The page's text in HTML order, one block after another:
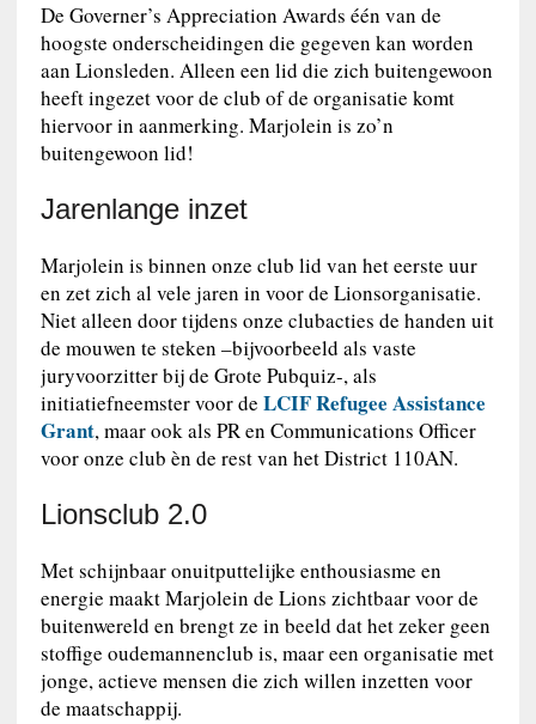
De Governer’s Appreciation Awards één van de
hoogste onderscheidingen die gegeven kan worden
aan Lionsleden. Alleen een lid die zich buitengewoon
heeft ingezet voor de club of de organisatie komt
hiervoor in aanmerking. Marjolein is zo’n
buitengewoon lid!
Jarenlange inzet
Marjolein is binnen onze club lid van het eerste uur
en zet zich al vele jaren in voor de Lionsorganisatie.
Niet alleen door tijdens onze clubacties de handen uit
de mouwen te steken –bijvoorbeeld als vaste
juryvoorzitter bij de Grote Pubquiz-, als
initiatiefneemster voor de LCIF Refugee Assistance
Grant, maar ook als PR en Communications Officer
voor onze club èn de rest van het District 110AN.
Lionsclub 2.0
Met schijnbaar onuitputtelijke enthousiasme en
energie maakt Marjolein de Lions zichtbaar voor de
buitenwereld en brengt ze in beeld dat het zeker geen
stoffige oudemannenclub is, maar een organisatie met
jonge, actieve mensen die zich willen inzetten voor
de maatschappij.